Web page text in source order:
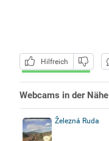
Hilfreich
Webcams in der Nähe
Železná Ruda